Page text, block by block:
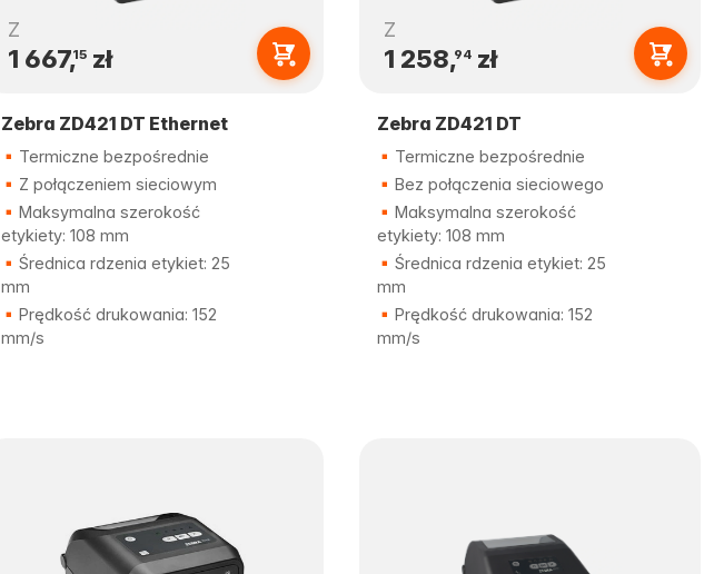
Z
1 667,15 zł
Zebra ZD421 DT Ethernet
Termiczne bezpośrednie
Z połączeniem sieciowym
Maksymalna szerokość
etykiety: 108 mm
Średnica rdzenia etykiet: 25
mm
Prędkość drukowania: 152
mm/s
Z
1 258,94zł
Zebra ZD421 DT
Termiczne bezpośrednie
Bez połączenia sieciowego
Maksymalna szerokość
etykiety: 108 mm
Średnica rdzenia etykiet: 25
mm
Prędkość drukowania: 152
mm/s